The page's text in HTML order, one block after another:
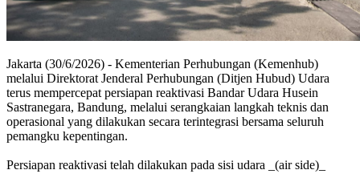
Jakarta (30/6/2026) - Kementerian Perhubungan (Kemenhub)
melalui Direktorat Jenderal Perhubungan (Ditjen Hubud) Udara
terus mempercepat persiapan reaktivasi Bandar Udara Husein
Sastranegara, Bandung, melalui serangkaian langkah teknis dan
operasional yang dilakukan secara terintegrasi bersama seluruh
pemangku kepentingan.
Persiapan reaktivasi telah dilakukan pada sisi udara _(air side)_